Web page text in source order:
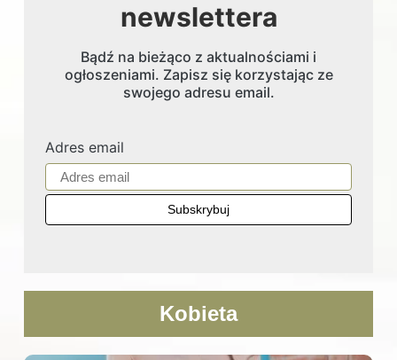
newslettera
Bądź na bieżąco z aktualnościami i
ogłoszeniami. Zapisz się korzystając ze
swojego adresu email.
Adres email
Kobieta